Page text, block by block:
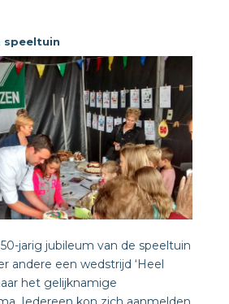
speeltuin
jarig jubileum van de speeltuin
andere een wedstrijd ‘Heel
het gelijknamige